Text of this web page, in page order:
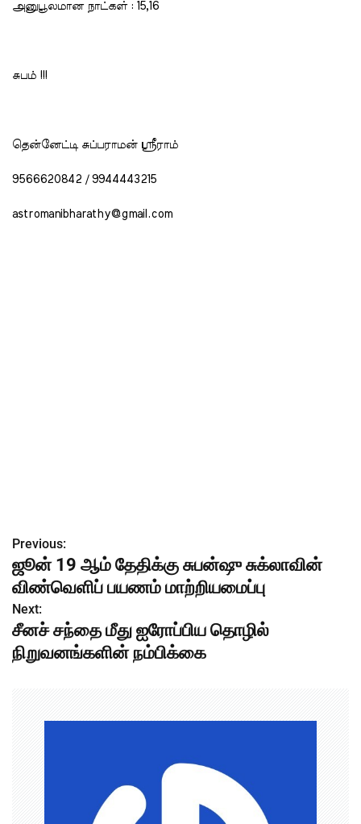
அனுபூலமான நாட்கள் : 15,16
சுபம் !!!
தென்னேட்டி சுப்பராமன் ஶ்ரீராம்
9566620842 / 9944443215
astromanibharathy@gmail.com
P
o
s
t
n
Previous:
ஜூன் 19 ஆம் தேதிக்கு சுபன்ஷு சுக்லாவின்
விண்வெளிப் பயணம் மாற்றியமைப்பு
Next:
சீனச் சந்தை மீது ஐரோப்பிய தொழில்
நிறுவனங்களின் நம்பிக்கை